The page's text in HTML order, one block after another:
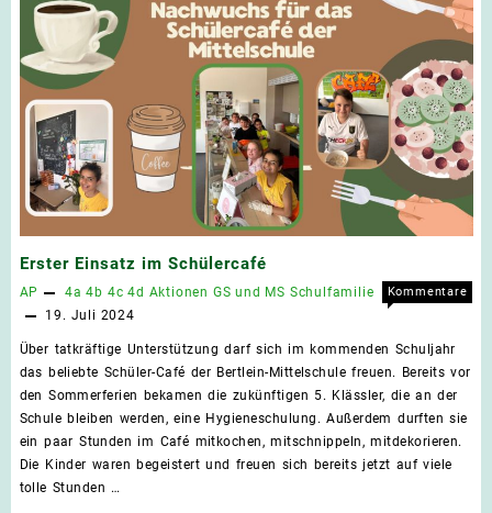
Haustüre
Erster Einsatz im Schülercafé
AP 4a 4b 4c 4d Aktionen GS und MS Schulfamilie
19. Juli 2024
Kommentare
im
Über tatkräftige Unterstützung darf sich im kommenden Schuljahr
das beliebte Schüler-Café der Bertlein-Mittelschule freuen. Bereits vor
den Sommerferien bekamen die zukünftigen 5. Klässler, die an der
Schule bleiben werden, eine Hygieneschulung. Außerdem durften sie
ein paar Stunden im Café mitkochen, mitschnippeln, mitdekorieren.
Die Kinder waren begeistert und freuen sich bereits jetzt auf viele
tolle Stunden …